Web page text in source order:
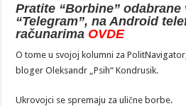
Pratite “Borbine”
“Telegram”, na Android
računarima OVDE
O tome u svojoj kolumni za
bloger Oleksandr „Psih“ Kondrusik.
Ukrovojci se spremaju za ulične borbe.